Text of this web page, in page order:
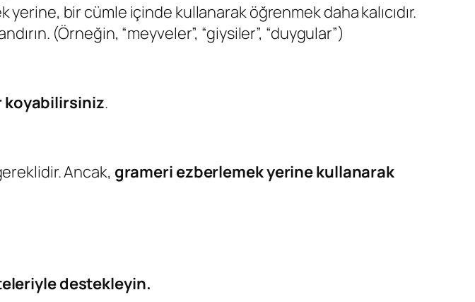
yerine, bir cümle içinde kullanarak öğrenmek daha kalıcıdır.
(Örneğin, “meyveler”, “giysiler”, “duygular”)
koyabilirsiniz.
Ancak, grameri ezberlemek yerine kullanarak
destekleyin.